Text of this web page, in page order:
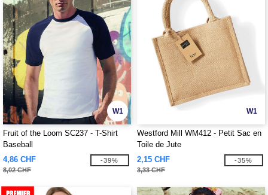
W1
Fruit of the Loom SC237 - T-Shirt
Baseball
4,86 CHF
8,02 CHF
-39%
W1
Westford Mill WM412 - Petit Sac en
Toile de Jute
2,15 CHF
3,33 CHF
-35%